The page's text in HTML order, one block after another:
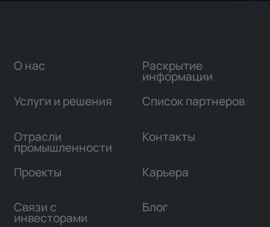
О нас
Услуги и решения
Отрасли
промышленности
Проекты
Связи с
инвесторами
Раскрытие
информации
Список партнеров
Контакты
Карьера
Блог